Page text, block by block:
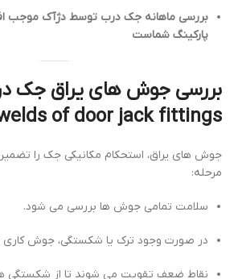
بررسی ماهانه جک درب توسط دژآک موجب
پارکینگ شماست
of door jack fittings)
جوش های یراق، استحکام مکانیکی جک را
مرحله:
سلامت تمامی جوش ها بررسی می شود.
در صورت وجود ترک یا شکستگی، جوش کاری
نقاط ضعف تقویت می شوند تا از شکستگی